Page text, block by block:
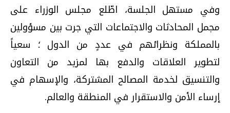
وفي مستهل الجلسة، اطّلع مجلس الوزراء على
مجمل المحادثات والاجتماعات التي جرت بين مسؤولين
بالمملكة ونظرائهم في عددٍ من الدول ؛ سعياً
لتطوير العلاقات والدفع بها لمزيد من التعاون
والتنسيق لخدمة المصالح المشتركة، والإسهام في
إرساء الأمن والاستقرار في المنطقة والعالم.